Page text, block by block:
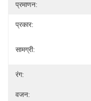
प्रमाणन:
प्रकार:
सामग्री:
रंग:
वजन: